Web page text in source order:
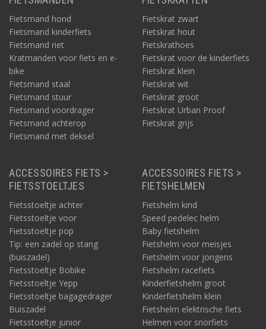
Fietsmand hond
Fietsmand kinderfiets
Fietsmand riet
Kratmanden voor fiets en e-
bike
Fietsmand staal
Fietsmand stuur
Fietsmand voordrager
Fietsmand achterop
Fietsmand met deksel
Fietskrat zwart
Fietskrat hout
Fietskrathoes
Fietskrat voor de kinderfiets
Fietskrat klein
Fietskrat wit
Fietskrat groot
Fietskrat Urban Proof
Fietskrat grijs
ACCESSOIRES FIETS >
FIETSSTOELTJES
Fietsstoeltje achter
Fietsstoeltje voor
Fietsstoeltje pop
Tip: een zadel op stang
(buiszadel)
Fietsstoeltje Bobike
Fietsstoeltje Yepp
Fietsstoeltje bagagedrager
Buiszadel
Fietsstoeltje junior
ACCESSOIRES FIETS >
FIETSHELMEN
Fietshelm kind
Speed pedelec helm
Baby fietshelm
Fietshelm voor meisjes
Fietshelm voor jongens
Fietshelm racefiets
Kinderfietshelm groot
Kinderfietshelm klein
Fietshelm elektrische fiets
Helmen voor snorfiets